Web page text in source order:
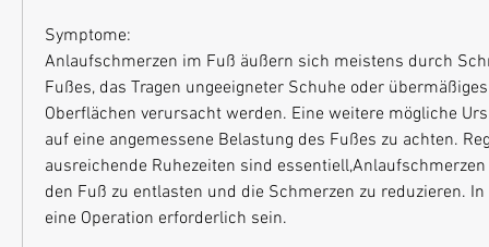
Symptome:
Anlaufschmerzen im Fuß äußern sich meistens durch
Fußes, das Tragen ungeeigneter Schuhe oder
Oberflächen verursacht werden. Eine weitere mögliche
auf eine angemessene Belastung des Fußes zu achten.
ausreichende Ruhezeiten sind
den Fuß zu entlasten und die Schmerzen zu reduzieren.
eine Operation erforderlich sein.